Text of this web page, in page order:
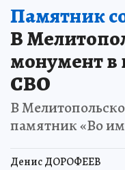
Памятник
В
монумент в
СВО
В
памятник «Во
Денис ДОРОФЕЕВ